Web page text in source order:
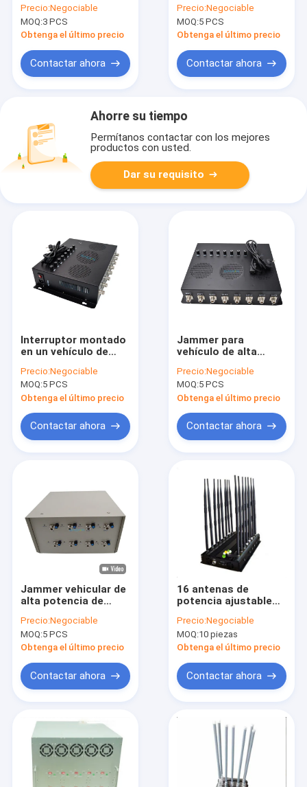
Productos
Los vídeos
alcance para
operación continua
en climas cálidos
Precio:Negociable
MOQ:3 PCS
Obtenga el último precio
Contactar ahora
con alcance de 80m
para seguridad
penitenciaria
Precio:Negociable
MOQ:5 PCS
Obtenga el último precio
Contactar ahora
Ahorre su tiempo
Permítanos contactar con los mejores
productos con usted.
Dar su requisito
Interruptor montado
en un vehículo de
m con ventiladores
de 80 vatios y
ventiladores de
refrigeración
Precio:Negociable
MOQ:5 PCS
Obtenga el último precio
Contactar ahora
Jammer para
vehículo de alta
negro con 8 bandas
ajustables y alcance
de hasta 80m
Precio:Negociable
MOQ:5 PCS
Obtenga el último precio
Contactar ahora
Jammer vehicular de
alta potencia de
alcance de 100m
para prisiones y
centros de
Precio:Negociable
MOQ:5 PCS
Obtenga el último precio
Contactar ahora
16 antenas de
potencia ajustable
localizador de red
móvil bloqueador de
señal jammer con 1
Precio:Negociable
MOQ:10 piezas
Obtenga el último precio
Contactar ahora